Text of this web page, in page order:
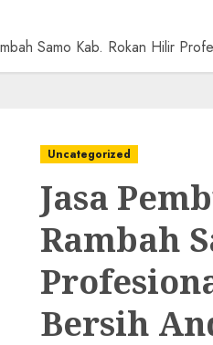
Samo Kab. Rokan Hilir
Uncategorized
Jasa
Rambah
Bersih